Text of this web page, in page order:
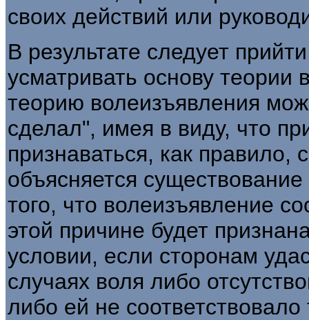
своих действий или
В результате следует
усматривать основу теории
теорию волеизъявления
сделал", имея в виду, что
признаваться, как
объясняется
того, что волеизъявление
этой причине будет
условии, если сторонам
случаях воля либо
либо ей не